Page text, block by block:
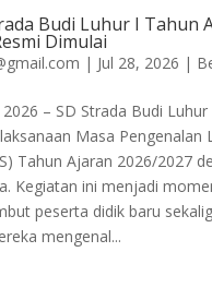
Budi Luhur I Tahun
Dimulai
| Jul 28, 2026 |
2026 – SD Strada Budi Luhur
Masa Pengenalan
Tahun Ajaran 2026/2027
Kegiatan ini menjadi
peserta didik baru
mengenal...